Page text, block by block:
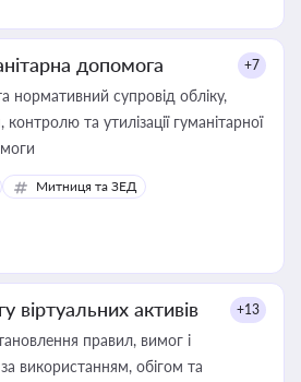
допомога +7
нормативний супровід обліку,
та утилізації гуманітарної
Митниця та ЗЕД
віртуальних активів +13
правил, вимог і
використанням, обігом та